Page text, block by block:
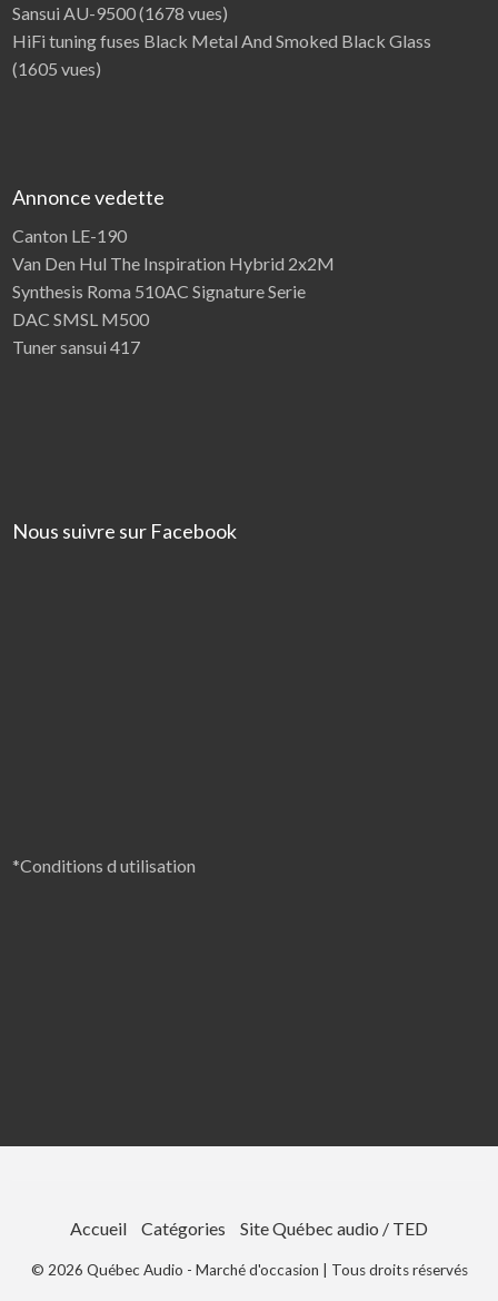
Sansui AU-9500(1678 vues)
HiFi tuning fuses Black Metal And Smoked Black Glass
(1605 vues)
Annonce vedette
Canton LE-190
Van Den Hul The Inspiration Hybrid 2x2M
Synthesis Roma 510AC Signature Serie
DAC SMSL M500
Tuner sansui 417
Nous suivre sur Facebook
*Conditions d utilisation
Accueil Catégories Site Québec audio / TED
© 2026 Québec Audio - Marché d'occasion | Tous droits réservés